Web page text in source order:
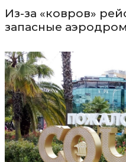
Из-за «ковров»
запасные